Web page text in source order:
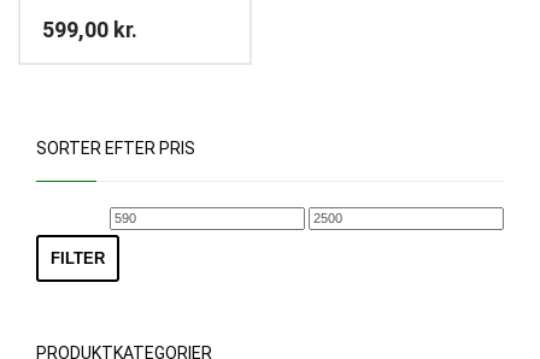
skype/facebook lyd-
samtaler og lign.
599,00 kr.
SORTER EFTER PRIS
Mindste
Højeste
FILTER
PRODUKTKATEGORIER